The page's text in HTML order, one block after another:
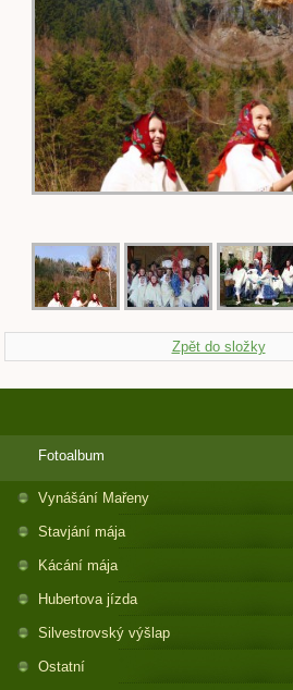
Zpět do složky
Fotoalbum
Vynášání Mařeny
Stavjání mája
Kácání mája
Hubertova jízda
Silvestrovský výšlap
Ostatní